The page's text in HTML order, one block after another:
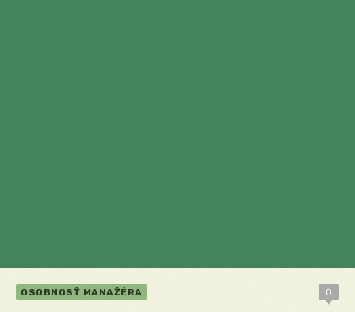
OSOBNOSŤ MANAŽÉRA 0